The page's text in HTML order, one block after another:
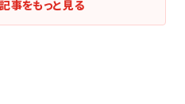
事をもっと見る